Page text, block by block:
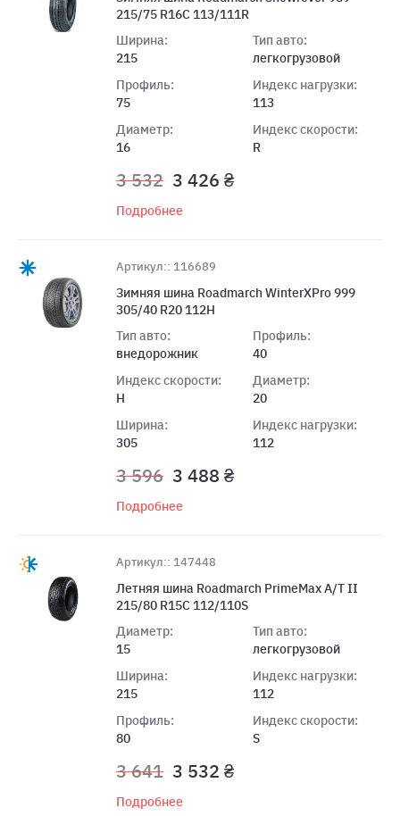
215/75 R16C 113/111R
Ширина:
215
Профиль:
75
Диаметр:
16
Тип авто:
легкогрузовой
Индекс нагрузки:
113
Индекс скорости:
R
3 532 3 426 ₴
Подробнее
Артикул:: 116689
Зимняя шина Roadmarch WinterXPro 999
305/40 R20 112H
Тип авто:
внедорожник
Индекс скорости:
H
Ширина:
305
Профиль:
40
Диаметр:
20
Индекс нагрузки:
112
3 596 3 488 ₴
Подробнее
Артикул:: 147448
Летняя шина Roadmarch PrimeMax A/T II
215/80 R15C 112/110S
Диаметр:
15
Ширина:
215
Профиль:
80
Тип авто:
легкогрузовой
Индекс нагрузки:
112
Индекс скорости:
S
3 641 3 532 ₴
Подробнее